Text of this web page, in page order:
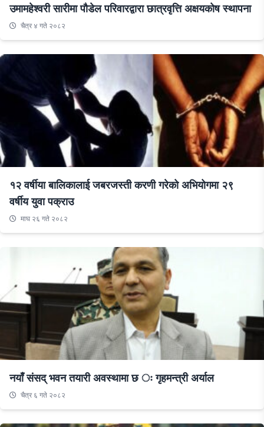
उमामहेश्वरी सारीमा पौडेल परिवारद्वारा छात्रवृत्ति अक्षयकोष स्थापना
चैत्र ४ गते २०८२
१२ वर्षीया बालिकालाई जबरजस्ती करणी गरेको अभियोगमा २९
वर्षीय युवा पक्राउ
माघ २६ गते २०८२
नयाँ संसद् भवन तयारी अवस्थामा छ ः गृहमन्त्री अर्याल
चैत्र ६ गते २०८२